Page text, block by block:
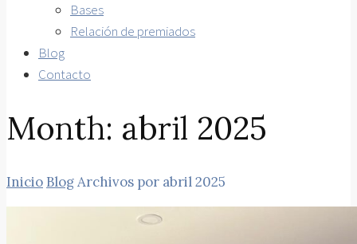
Bases
Relación de premiados
Blog
Contacto
Month: abril 2025
Inicio BlogArchivos por abril 2025